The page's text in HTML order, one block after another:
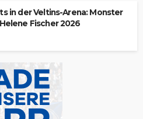
in der Veltins-Arena: Monster
Fischer 2026